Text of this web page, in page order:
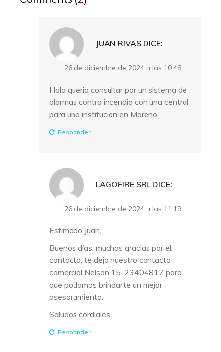
JUAN RIVAS DICE:
26 de diciembre de 2024 a las 10:48
Hola queria consultar por un sistema de
alarmas contra incendio con una central
para una institucion en Moreno
Responder
LAGOFIRE SRL DICE:
26 de diciembre de 2024 a las 11:19
Estimado Juan,
Buenos días, muchas gracias por el
contacto, te dejo nuestro contacto
comercial Nelson 15-23404817 para
que podamos brindarte un mejor
asesoramiento.
Saludos cordiales.
Responder